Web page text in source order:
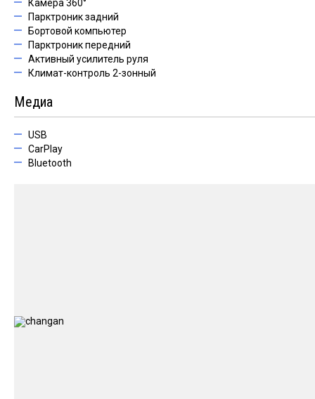
Камера 360°
Парктроник задний
Бортовой компьютер
Парктроник передний
Активный усилитель руля
Климат-контроль 2-зонный
Медиа
USB
CarPlay
Bluetooth